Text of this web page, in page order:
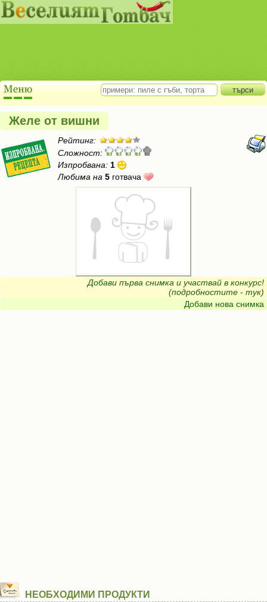
Желе от вишни
Рейтинг:
Сложност:
Изпробвана: 1
Любима на 5 готвача
Добави първа снимка и участвай в конкурс!
(подробностите - тук)
Добави нова снимка
НЕОБХОДИМИ ПРОДУКТИ